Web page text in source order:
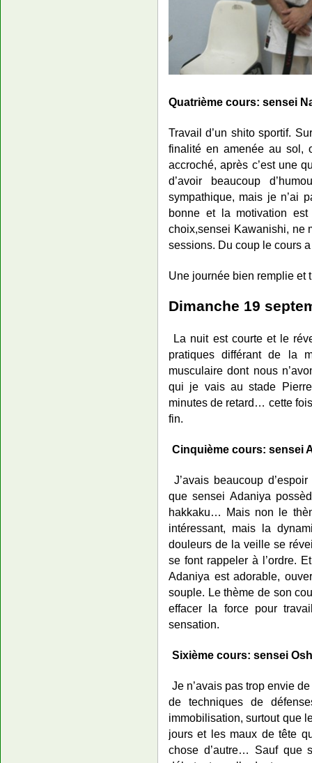
Quatrième cours: sensei
Travail d’un shito sportif.
finalité en amenée au sol,
accroché, après c’est une
d’avoir beaucoup
sympathique, mais je n’ai
bonne et la motivation est
choix,sensei Kawanishi, ne
sessions. Du coup le cours
Une journée bien remplie
Dimanche 19
La nuit est courte et le
pratiques différant de la
musculaire dont nous
qui je vais au stade
minutes de retard… cette
fin.
Cinquième cours: sensei
J’avais beaucoup
que sensei Adaniya
hakkaku… Mais non le
intéressant, mais la
douleurs de la veille se
se font rappeler à l’ordre.
Adaniya est adorable,
souple. Le thème de son
effacer la force pour
sensation.
Sixième cours: sensei
Je n’avais pas trop envie
de techniques de
immobilisation, surtout que
jours et les maux de tête
chose d’autre… Sauf que